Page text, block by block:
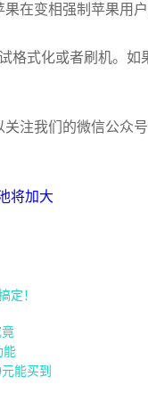
在变相强制苹果用户
格式化或者刷机。
注我们的微信公众
将加大
定！
能
能买到